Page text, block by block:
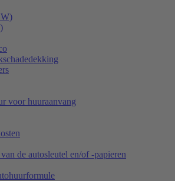
voor huuraanvang
de autosleutel en/of -papieren